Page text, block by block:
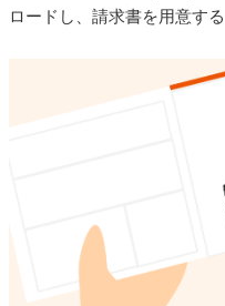
ロードし、請求書を用意する